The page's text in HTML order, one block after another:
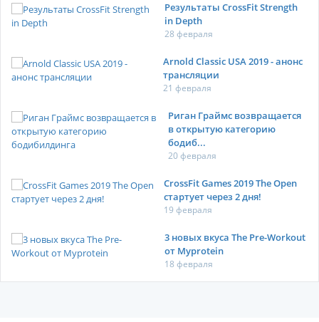
Результаты CrossFit Strength
in Depth
28 февраля
Arnold Classic USA 2019 - анонс
трансляции
21 февраля
Риган Граймс возвращается
в открытую категорию
бодиб...
20 февраля
CrossFit Games 2019 The Open
стартует через 2 дня!
19 февраля
3 новых вкуса The Pre-Workout
от Myprotein
18 февраля